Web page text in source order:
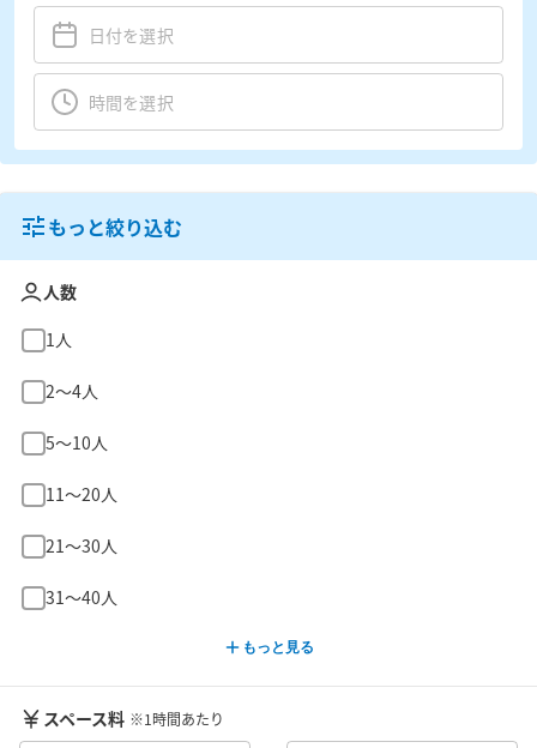
もっと絞り込む
人数
1人
2〜4人
5〜10人
11〜20人
21〜30人
31〜40人
もっと見る
スペース料 ※1時間あたり